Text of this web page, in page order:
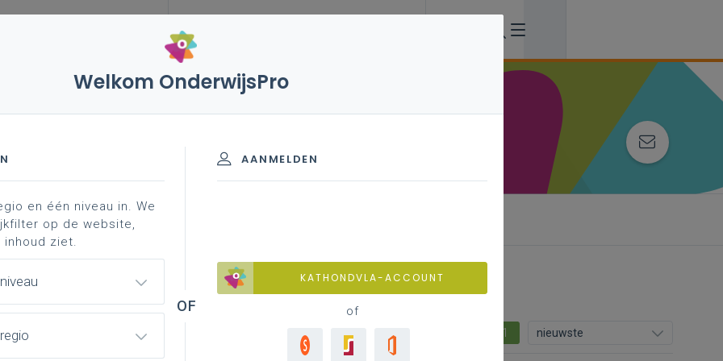
vakken en leerplannen 2de graad
- D/A-finaliteit
achtergrond
1 nieuwste
Welkom OnderwijsPro
AANMELDEN
KATHONDVLA-ACCOUNT
of
en één niveau in. We
op de website,
ziet.